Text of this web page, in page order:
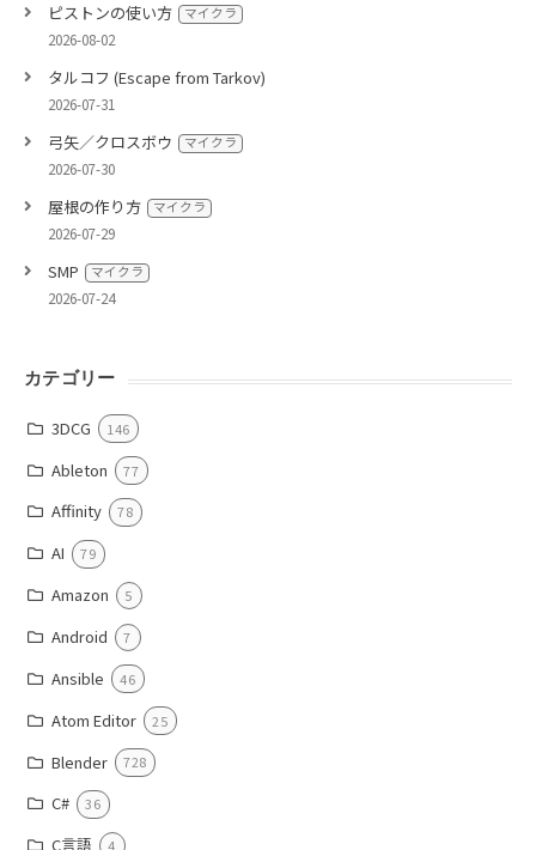
ピストンの使い方 マイクラ
2026-08-02
タルコフ (Escape from Tarkov)
2026-07-31
弓矢／クロスボウ マイクラ
2026-07-30
屋根の作り方 マイクラ
2026-07-29
SMP マイクラ
2026-07-24
カテゴリー
3DCG 146
Ableton 77
Affinity 78
AI 79
Amazon 5
Android 7
Ansible 46
Atom Editor 25
Blender 728
C# 36
C言語 4